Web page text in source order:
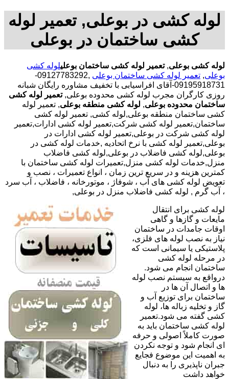
لوله کشی در بوعلی, تعمیر لوله
کشی ساختمان در بوعلی
لوله کشی بوعلی,تعمیر لوله کشی ساختمان بوعلیلوله کشی
بوعلی, تعمیر لوله کشی ساختمان بوعلی
,09127783292-
09195918731-آقای افراسیابی با تخفیف مشاوره رایگان شبانه
روزی کارگران مجرب لوله کشی محدوده بوعلی,تعمیر لوله کشی
ساختمان محدوده بوعلی, لوله کشی منطقه بوعلی, تعمیر لوله
کشی ساختمان منطقه بوعلی,لوله کشی, تعمیر لوله کشی
ساختمان,تعمیر لوله کشی شرکت,تعمیر لوله کشی ادارات,تعمیر
لوله کشی شرکت در بوعلی,تعمیر لوله کشی ادارات در
بوعلی,تعمیر لوله کشی با نرخ اتحادیه ,خدمات لوله کشی در
بوعلی,لوله کشی فاضلاب در بوعلی,لوله کشی فاضلاب
منزل,خدمات لوله کشی منزل,تعمیرات لوله کشی ساختمان با
کمترین هزینه و در سریع ترین زمان ، انواع تعمیرات ، نصب و
تعویض لوله کشی های آب ، شوفاژ ، موتورخانه ، فاضلاب ، آب سرد
، آب گرم , لوله کشی فاضلاب منزل در بوعلی,
لوله کشی برای انتقال
مایعات و گازها و گاهی
اوقات جامدات در ساختمان
نیاز به نصب لوله های فلزی،
پلاستیکی یا سیمانی است که
در مرحله لوله کشی
ساختمان انجام می شود.
درواقع به سیستم نصب لوله
ها و اتصال آن ها در
ساختمان برای توزیع آب و
گاز و تخلیه زباله ها، لوله
کشی گفته می شود.تعمیر
لوله کشی ساختمان باید به
صورت کاملاً اصولی و حرفه
ای انجام شود و توجه نکردن
به اهمیت این موضوع فجایع
جبران ناپذیری را به دنبال
خواهد داشت